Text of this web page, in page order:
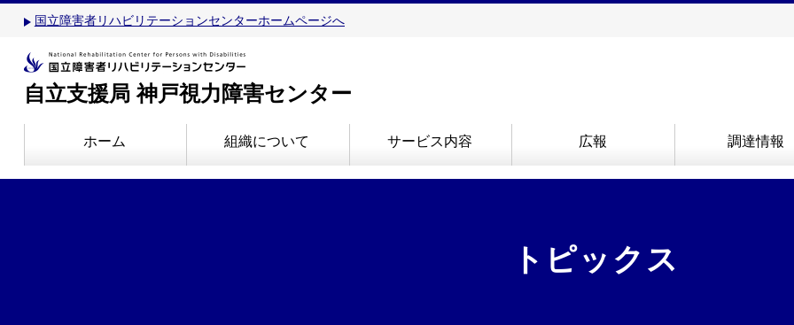
国立障害者リハビリテーションセンターホームページへ
自立支援局 神戸視力障害センター
ホーム 組織について サービス内容 広報 調達情報
トピックス